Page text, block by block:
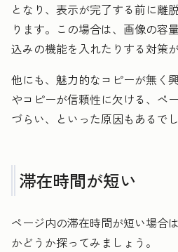
となり、表示が完了する前に離
ります。この場合は、画像の容
込みの機能を入れたりする対策
他にも、魅力的なコピーが無く
やコピーが信頼性に欠ける、ペ
づらい、といった原因もあるでし
滞在時間が短い
ページ内の滞在時間が短い場合
かどうか探ってみましょう。